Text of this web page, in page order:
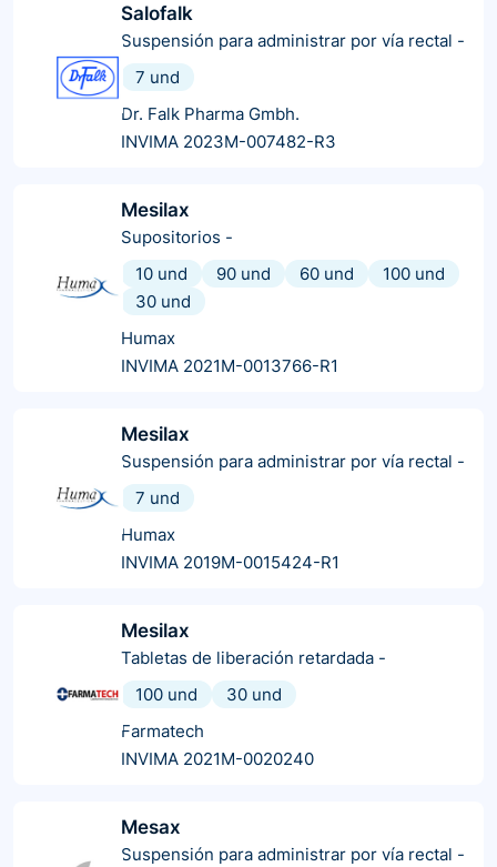
Salofalk
Suspensión para administrar por vía rectal -
7 und
Dr. Falk Pharma Gmbh.
INVIMA 2023M-007482-R3
Mesilax
Supositorios -
10 und
90 und 60 und
100 und
30 und
Humax
INVIMA 2021M-0013766-R1
Mesilax
Suspensión para administrar por vía rectal -
7 und
Humax
INVIMA 2019M-0015424-R1
Mesilax
Tabletas de liberación retardada -
100 und
30 und
Farmatech
INVIMA 2021M-0020240
Mesax
Suspensión para administrar por vía rectal -